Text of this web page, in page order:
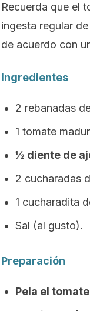
Recuerda que el
ingesta regular
de acuerdo con
Ingredientes
2 rebanadas
1 tomate
½ diente de
2 cucharadas
1 cucharadita
Sal (al gusto).
Preparación
Pela el